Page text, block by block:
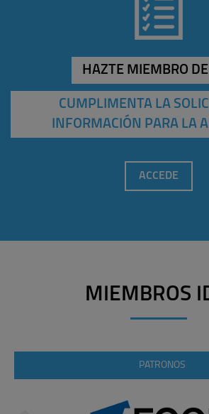
HAZTE MIEMBRO
CUMPLIMENTA LA
INFORMACIÓN PARA LA
ACCEDE
MIEMBROS
PATRONOS